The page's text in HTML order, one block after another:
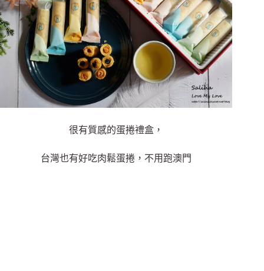
很有質感的蛋捲禮盒，
台灣也有好吃肉鬆蛋捲，不用跑澳門